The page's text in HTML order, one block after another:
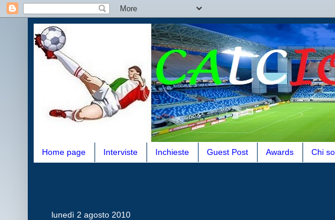
Home page Interviste Inchieste Guest Post Awards Chi
lunedì 2 agosto 2010